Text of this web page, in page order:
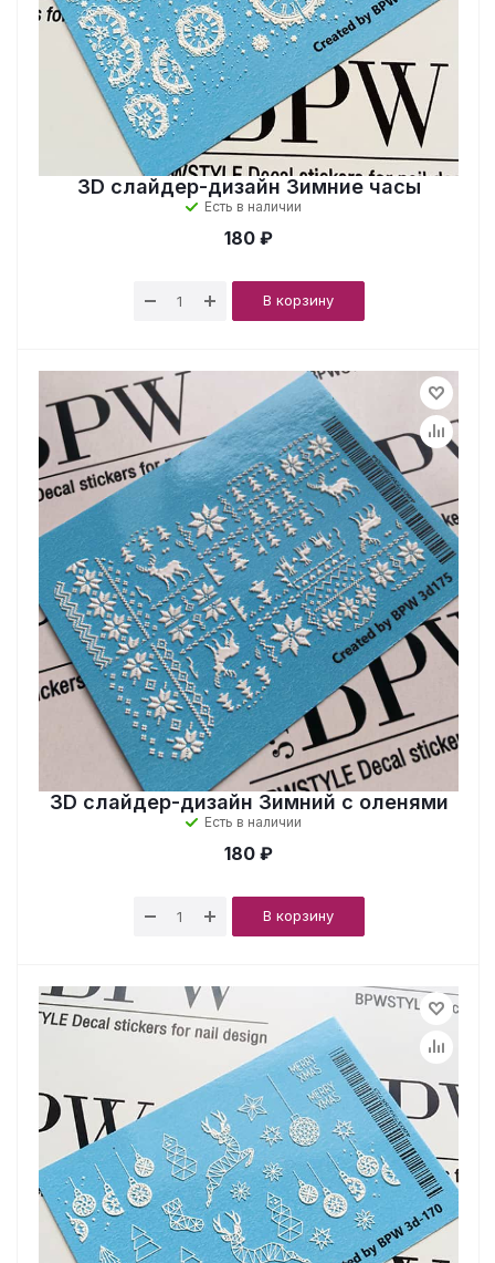
3D слайдер-дизайн Зимние часы
Есть в наличии
180 ₽
В корзину
3D слайдер-дизайн Зимний с оленями
Есть в наличии
180 ₽
В корзину